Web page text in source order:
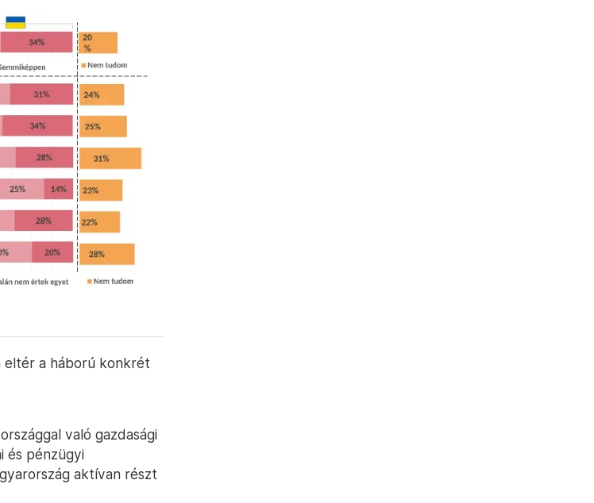
eltér a háború konkrét
való gazdasági
és pénzügyi
aktívan részt